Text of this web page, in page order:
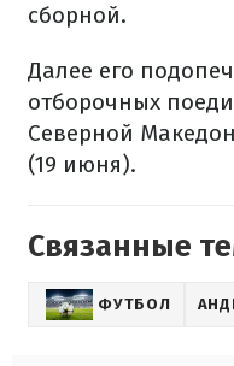
сборной.
Далее его
отборочных
Северной
(19 июня).
Связанные
ФУТБОЛ